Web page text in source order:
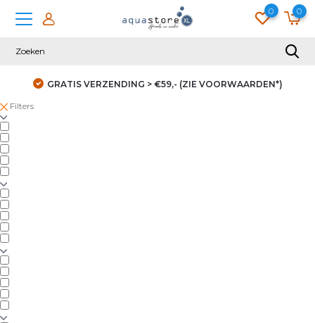
0 0
GRATIS VERZENDING > €59,- (ZIE VOORWAARDEN*)
Filters